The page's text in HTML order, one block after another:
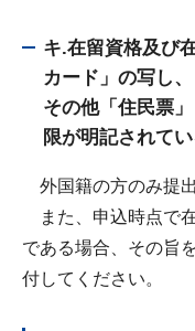
キ.在留資格及び
カード」の写し
その他「住民票
限が明記されてい
外国籍の方のみ提出
また、申込時点で
である場合、その旨
付してください。